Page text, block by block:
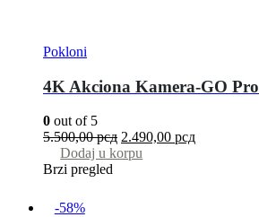
Pokloni
4K Akciona Kamera-GO Pro
0 out of 5
5.500,00рсд 2.490,00 рсд
Dodaj u korpu
Brzi pregled
-58%